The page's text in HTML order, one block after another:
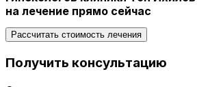
на лечение прямо сейчас
Рассчитать стоимость лечения
Получить консультацию